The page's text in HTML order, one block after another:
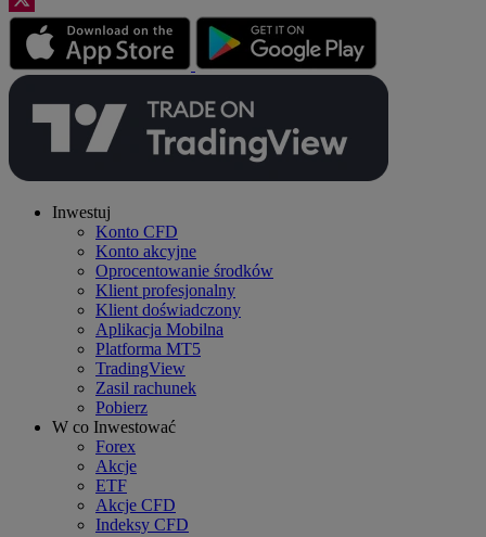
Inwestuj
Konto CFD
Konto akcyjne
Oprocentowanie środków
Klient profesjonalny
Klient doświadczony
Aplikacja Mobilna
Platforma MT5
TradingView
Zasil rachunek
Pobierz
W co Inwestować
Forex
Akcje
ETF
Akcje CFD
Indeksy CFD